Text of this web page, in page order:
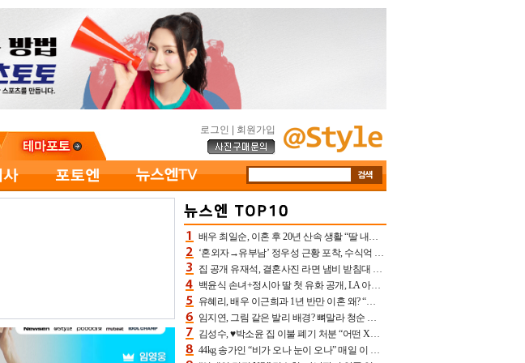
로그인 회원가입
배우 최일순, 이혼 후 20년 산속 생활 “딸 내가 버렸다고 원망‥맘 아파”(특종)[어제TV]
‘혼외자→유부남’ 정우성 근황 포착, 수식억 해킹 피해 후배 만났다 “존경하는”
집 공개 유재석, 결혼사진 라면 냄비 받침대 되고 분노‥가족사진도 피해(놀뭐)[어제TV]
백윤식 손녀+정시아 딸 첫 유화 공개, LA 아트쇼→서울국제조각페스타 작가다운 수준급 실력
유혜리, 배우 이근희과 1년 반만 이혼 왜? “식칼 꽂고 의자 던져” 충격 폭로(특종)[어제TV]
임지연, 그림 같은 발리 배경? 뼈말라 청순 비키니 핏에 상대 안 되네
김성수, ♥박소윤 집 이불 폐기 처분 “어떤 X이랑 썼을지 몰라” 질투(신랑수업2)[어제TV]
44kg 송가인 “비가 오나 눈이 오나” 매일 이 운동, 허벅지 근육량 상승+체지방 감소